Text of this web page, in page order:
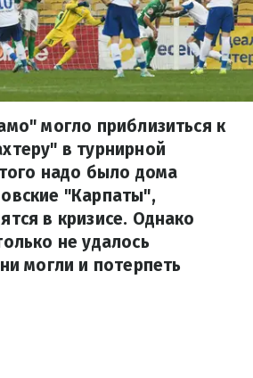
могло приблизиться к
в турнирной
надо было дома
"Карпаты",
в кризисе. Однако
не удалось
могли и потерпеть